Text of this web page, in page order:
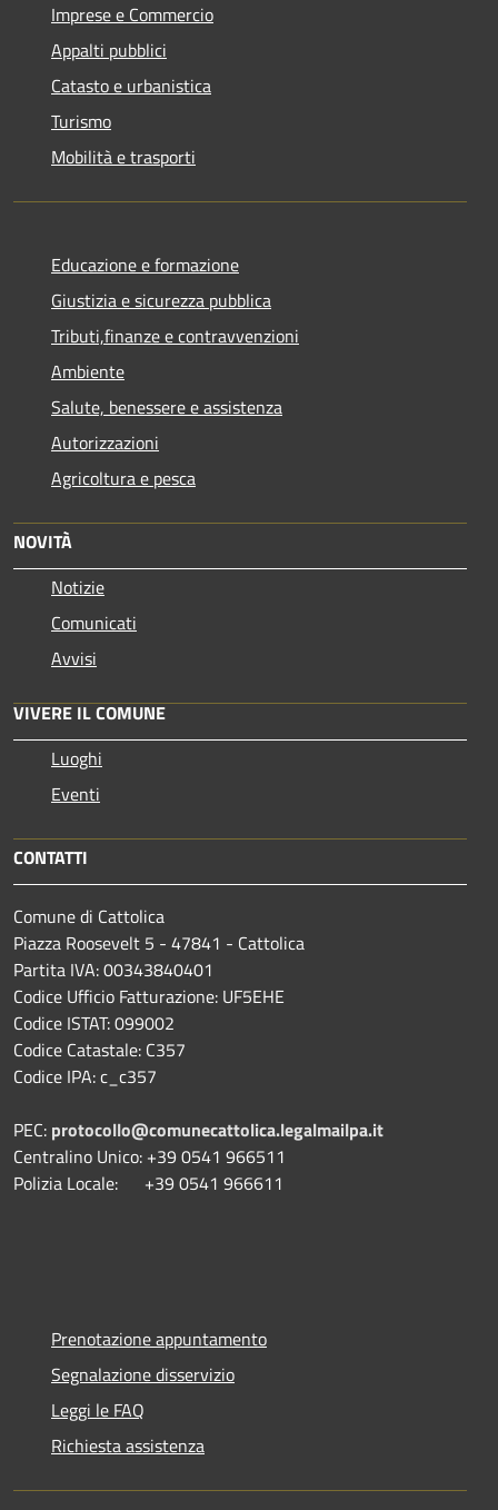
Imprese e Commercio
Appalti pubblici
Catasto e urbanistica
Turismo
Mobilità e trasporti
Educazione e formazione
Giustizia e sicurezza pubblica
Tributi,finanze e contravvenzioni
Ambiente
Salute, benessere e assistenza
Autorizzazioni
Agricoltura e pesca
NOVITÀ
Notizie
Comunicati
Avvisi
VIVERE IL COMUNE
Luoghi
Eventi
CONTATTI
Comune di Cattolica
Piazza Roosevelt 5 - 47841 - Cattolica
Partita IVA: 00343840401
Codice Ufficio Fatturazione: UF5EHE
Codice ISTAT: 099002
Codice Catastale: C357
Codice IPA: c_c357
PEC: protocollo@comunecattolica.legalmailpa.it
Centralino Unico: +39 0541 966511
Polizia Locale: +39 0541 966611
Prenotazione appuntamento
Segnalazione disservizio
Leggi le FAQ
Richiesta assistenza